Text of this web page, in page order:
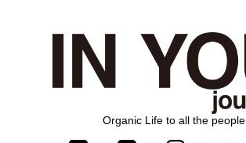
Organic Life to all the people.